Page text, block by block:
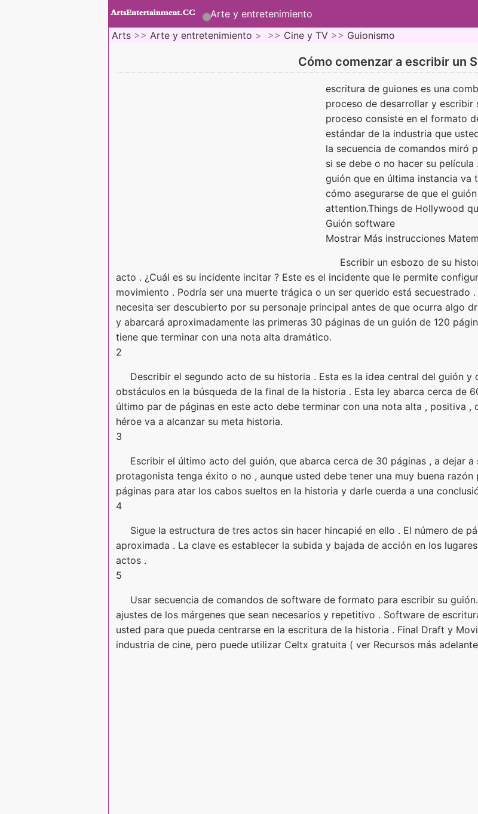
Arte y entretenimiento
Arts >> Arte y entretenimiento > >> Cine y TV >> Guionismo
Cómo comenzar a escribir un
escritura de guiones es una
proceso de desarrollar y escribir
proceso consiste en el formato
estándar de la industria que
la secuencia de comandos miró
si se debe o no hacer su
guión que en última instancia
cómo asegurarse de que el
attention.Things de Hollywood
Guión software
Mostrar Más instrucciones
Escribir un esbozo de su
acto . ¿Cuál es su incidente incitar ? Este es el incidente que le permite
movimiento . Podría ser una muerte trágica o un ser querido está secuestrado
necesita ser descubierto por su personaje principal antes de que ocurra algo
y abarcará aproximadamente las primeras 30 páginas de un guión de 120
tiene que terminar con una nota alta dramático.
2
Describir el segundo acto de su historia . Esta es la idea central del guión
obstáculos en la búsqueda de la final de la historia . Esta ley abarca cerca de
último par de páginas en este acto debe terminar con una nota alta , positiva ,
héroe va a alcanzar su meta historia.
3
Escribir el último acto del guión, que abarca cerca de 30 páginas , a dejar
protagonista tenga éxito o no , aunque usted debe tener una muy buena
páginas para atar los cabos sueltos en la historia y darle cuerda a una
4
Sigue la estructura de tres actos sin hacer hincapié en ello . El número de
aproximada . La clave es establecer la subida y bajada de acción en los
actos .
5
Usar secuencia de comandos de software de formato para escribir su
ajustes de los márgenes que sean necesarios y repetitivo . Software de
usted para que pueda centrarse en la escritura de la historia . Final Draft y
industria de cine, pero puede utilizar Celtx gratuita ( ver Recursos más